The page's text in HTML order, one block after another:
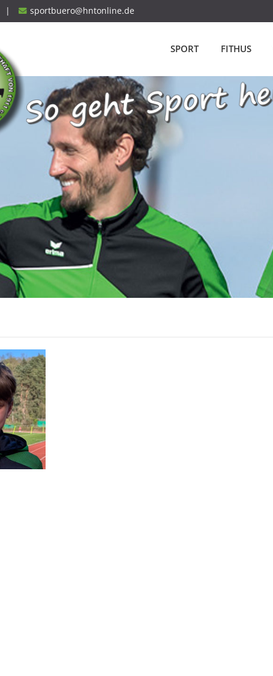
| sportbuero@hntonline.de
SPORT FITHUS